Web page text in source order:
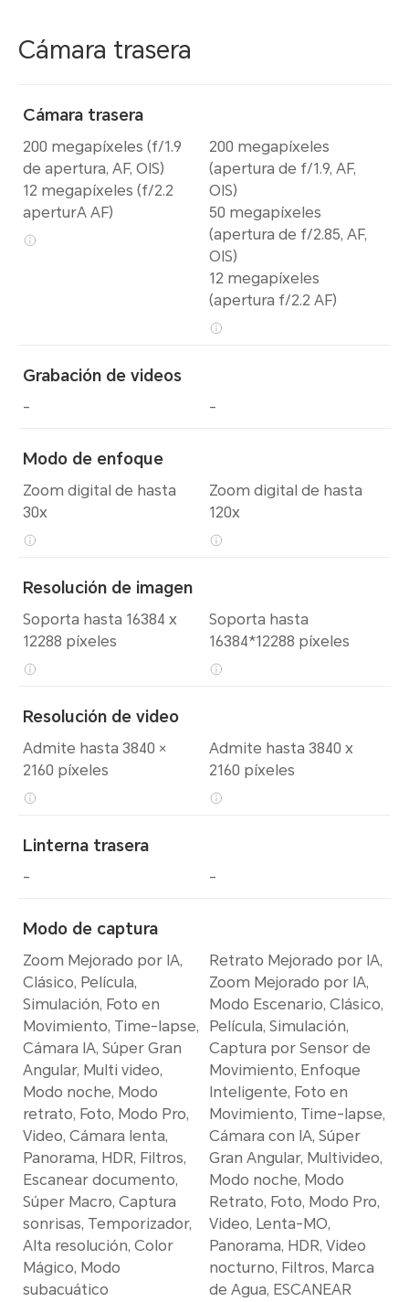
Cámara trasera
Cámara trasera
200 megapíxeles (f/1.9
de apertura, AF, OIS)
12 megapíxeles (f/2.2
aperturA AF)
Grabación de videos
-
Modo de enfoque
Zoom digital de hasta
30x
Resolución de imagen
Soporta hasta 16384 x
12288 píxeles
Resolución de video
Admite hasta 3840 ×
2160 píxeles
Linterna trasera
-
Modo de captura
Zoom Mejorado por IA,
Clásico, Película,
Simulación, Foto en
Movimiento, Time-lapse,
Cámara IA, Súper Gran
Angular, Multi video,
Modo noche, Modo
retrato, Foto, Modo Pro,
Video, Cámara lenta,
Panorama, HDR, Filtros,
Escanear documento,
Súper Macro, Captura
sonrisas, Temporizador,
Alta resolución, Color
Mágico, Modo
subacuático
200 megapíxeles
(apertura de f/1.9, AF,
OIS)
50 megapíxeles
(apertura de f/2.85, AF,
OIS)
12 megapíxeles
(apertura f/2.2 AF)
-
Zoom digital de hasta
120x
Soporta hasta
16384*12288 píxeles
Admite hasta 3840 x
2160 píxeles
-
Retrato Mejorado por IA,
Zoom Mejorado por IA,
Modo Escenario, Clásico,
Película, Simulación,
Captura por Sensor de
Movimiento, Enfoque
Inteligente, Foto en
Movimiento, Time-lapse,
Cámara con IA, Súper
Gran Angular, Multivideo,
Modo noche, Modo
Retrato, Foto, Modo Pro,
Video, Lenta-MO,
Panorama, HDR, Video
nocturno, Filtros, Marca
de Agua, ESCANEAR